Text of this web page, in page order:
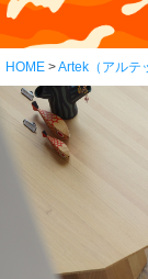
HOME Artek（アルテ